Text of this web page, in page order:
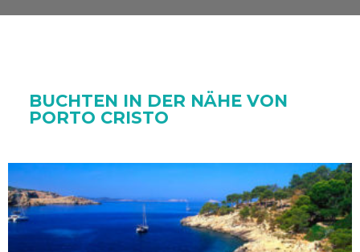
BUCHTEN IN DER NÄHE VON
PORTO CRISTO